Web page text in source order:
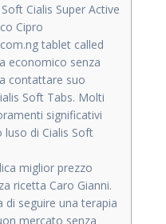
Cialis Super Active
Cipro
tablet called
economico senza
contattare suo
Soft Tabs. Molti
significativi
di Cialis Soft
miglior prezzo
ricetta Caro Gianni.
di seguire una terapia
mercato senza